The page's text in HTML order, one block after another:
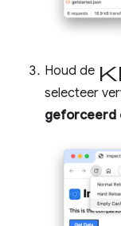
Houd de
selecteer
geforceerd